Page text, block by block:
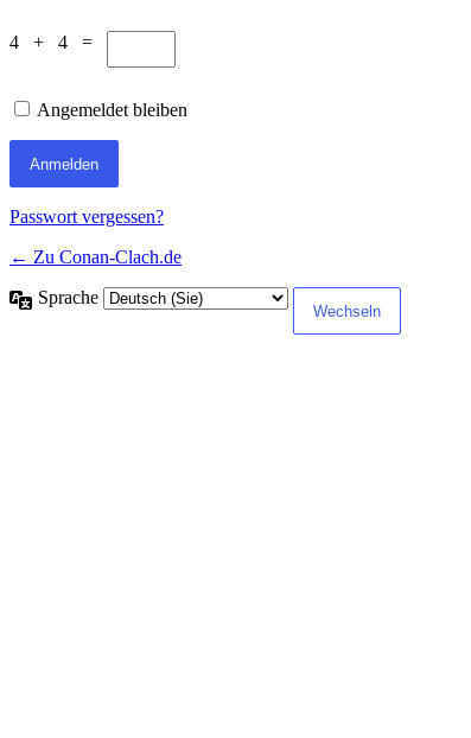
4 + 4 =
Angemeldet bleiben
Passwort vergessen?
← Zu Conan-Clach.de
Sprache